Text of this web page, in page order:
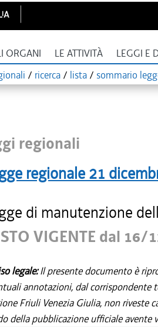
ORGANI LE ATTIVITÀ LEGGI E
/ ricerca / lista / sommario
regionali
regionale 21
di manutenzione
VIGENTE dal 16/
legale:Il presente documento è
annotazioni, dal
Friuli Venezia Giulia, non
della pubblicazione ufficiale avente